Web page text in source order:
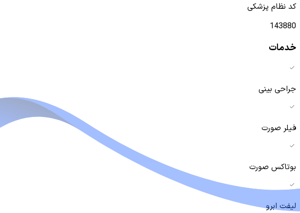
کد نظام پزشکی
143880
خدمات
جراحی بینی
فیلر صورت
بوتاکس صورت
لیفت ابرو